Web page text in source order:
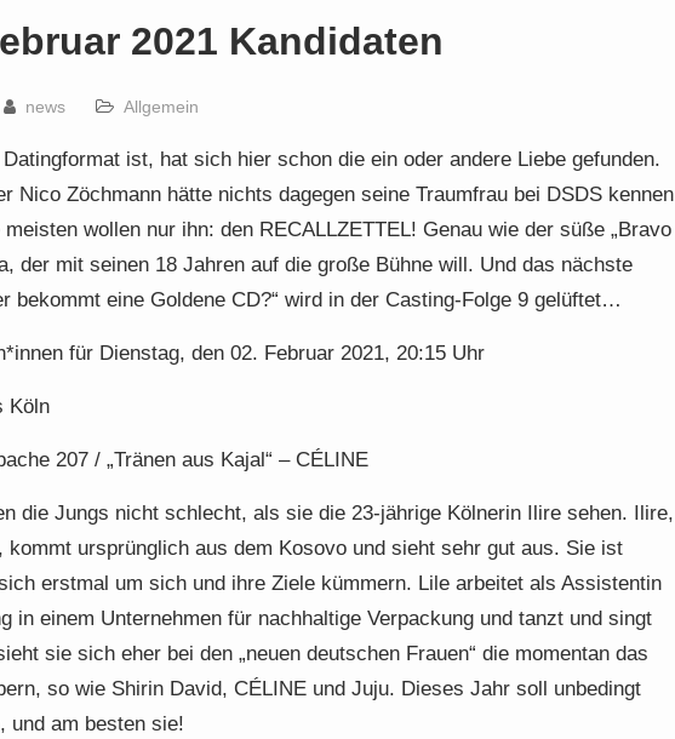
2021 Kandidaten
news Allgemein
ist, hat sich hier schon die ein oder andere Liebe gefunden.
Nico Zöchmann hätte nichts dagegen seine Traumfrau bei DSDS kennen
wollen nur ihn: den RECALLZETTEL! Genau wie der süße „Bravo
der mit seinen 18 Jahren auf die große Bühne will. Und das nächste
bekommt eine Goldene CD?“ wird in der Casting-Folge 9 gelüftet…
für Dienstag, den 02. Februar 2021, 20:15 Uhr
Köln
207 / „Tränen aus Kajal“ – CÉLINE
die Jungs nicht schlecht, als sie die 23-jährige Kölnerin Ilire sehen. Ilire,
kommt ursprünglich aus dem Kosovo und sieht sehr gut aus. Sie ist
erstmal um sich und ihre Ziele kümmern. Lile arbeitet als Assistentin
in einem Unternehmen für nachhaltige Verpackung und tanzt und singt
sie sich eher bei den „neuen deutschen Frauen“ die momentan das
so wie Shirin David, CÉLINE und Juju. Dieses Jahr soll unbedingt
und am besten sie!